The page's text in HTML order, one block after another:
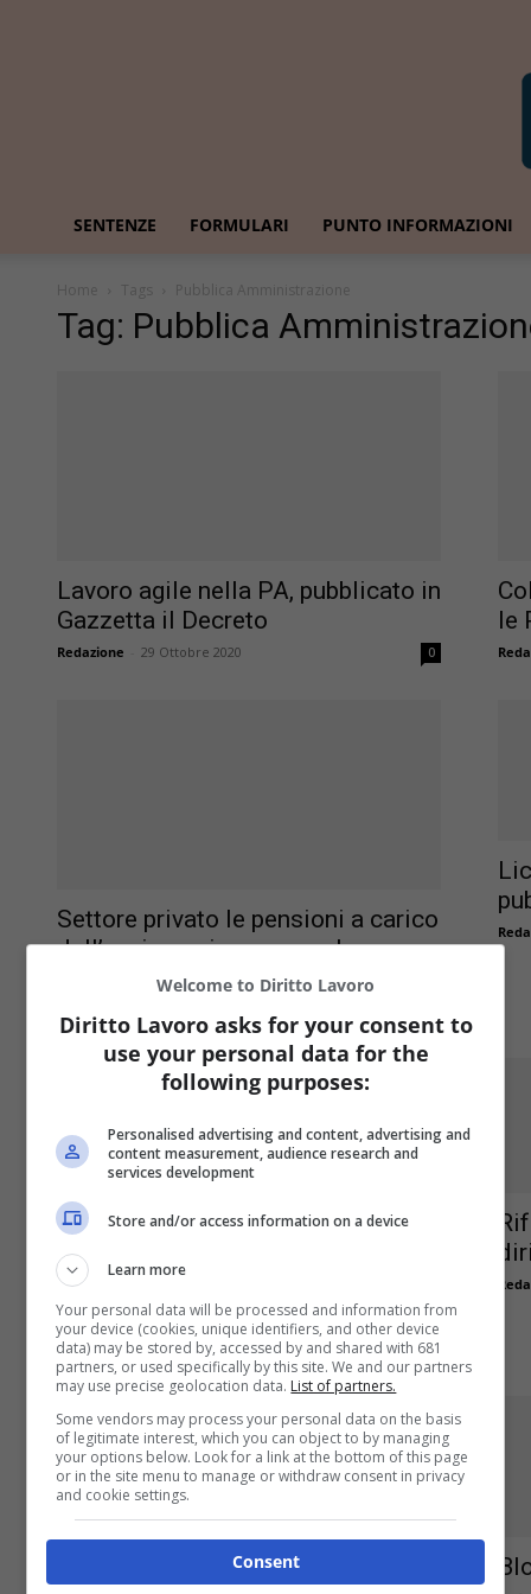
SENTENZE FORMULARI PUNTO INFORMAZIONI
Home Tags Pubblica Amministrazione
Tag: Pubblica
Lavoro agile nella PA, pubblicato in
Gazzetta il Decreto
Redazione 29 Ottobre 2020 0
le
Settore privato le pensioni a carico
dell’assicurazione generale
obbligatoria
Falsa attestazione presenza in
servizio, pubblicato decreto sul
licenziamento disciplinare nella...
Redazione - 30 Giugno 2016 0
Servizio DURC on line
Welcome to Diritto Lavoro
Diritto Lavoro asks for your consent to
use your personal data for the
following purposes:
Personalised advertising and content, advertising and
content measurement, audience research and
services development
Store and/or access information on a device
Learn more
Your personal data will be processed and information from
your device (cookies, unique identifiers, and other device
data) may be stored by, accessed by and shared with 681
partners, or used specifically by this site. We and our partners
may use precise geolocation data. List of partners.
Some vendors may process your personal data on the basis
of legitimate interest, which you can object to by managing
your options below. Look for a link at the bottom of this page
or in the site menu to manage or withdraw consent in privacy
and cookie settings.
Consent